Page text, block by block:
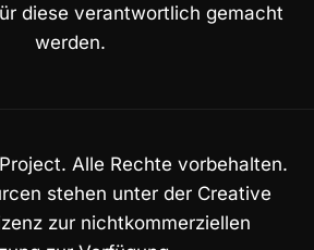
diese verantwortlich gemacht
werden.
Alle Rechte vorbehalten.
stehen unter der Creative
zur nichtkommerziellen